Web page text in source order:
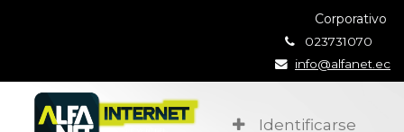
Corporativo
023731070
info@alfanet.ec
Identificarse